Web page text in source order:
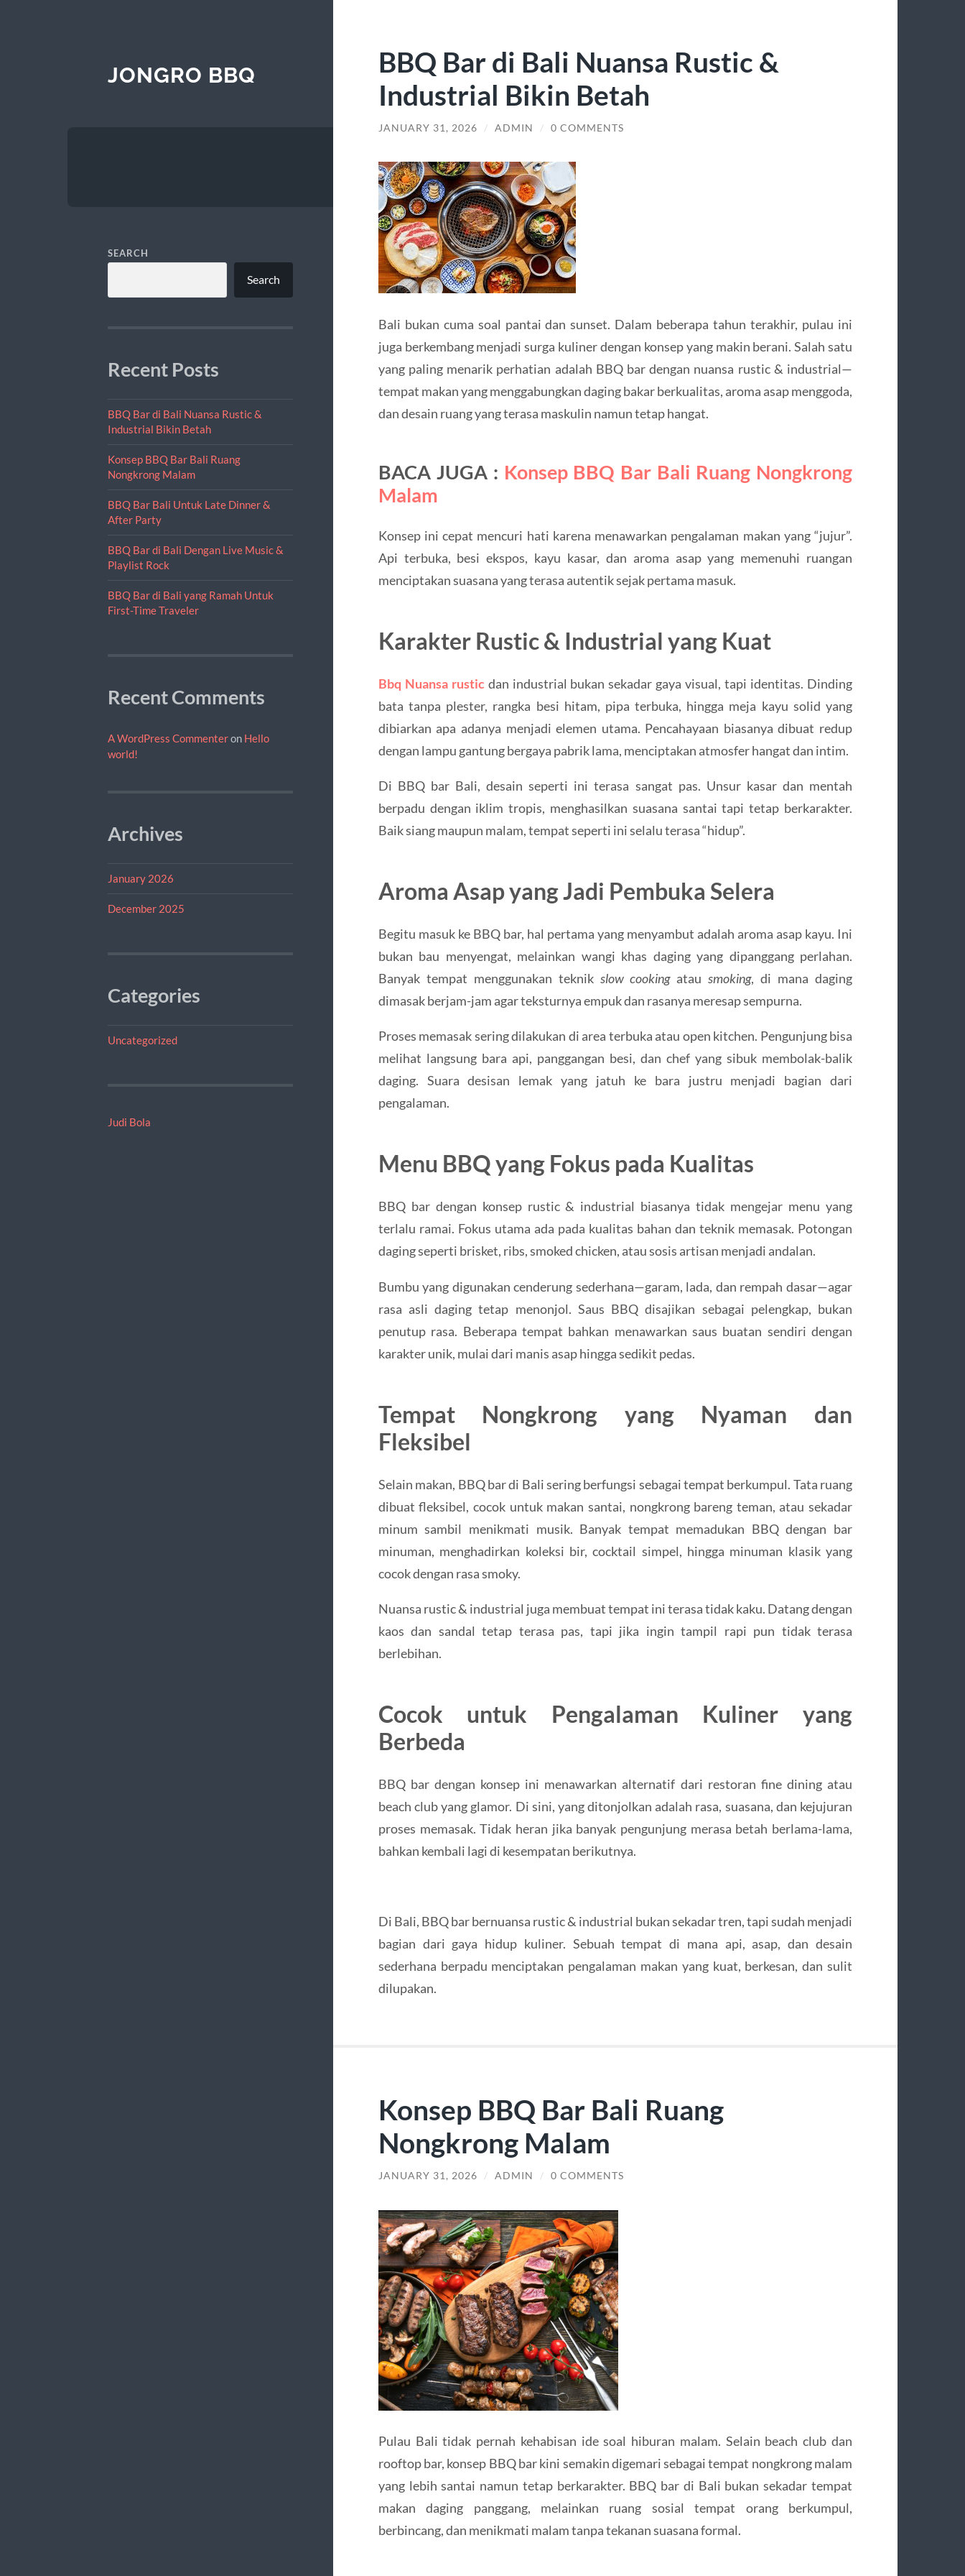
JONGRO BBQ
SEARCH
Search
Recent Posts
BBQ Bar di Bali Nuansa Rustic &
Industrial Bikin Betah
Konsep BBQ Bar Bali Ruang
Nongkrong Malam
BBQ Bar Bali Untuk Late Dinner &
After Party
BBQ Bar di Bali Dengan Live Music &
Playlist Rock
BBQ Bar di Bali yang Ramah Untuk
First-Time Traveler
Recent Comments
A WordPress Commenteron Hello
world!
Archives
January 2026
December 2025
Categories
Uncategorized
Judi Bola
BBQ Bar di Bali Nuansa Rustic &
Industrial Bikin Betah
JANUARY 31, 2026 / ADMIN / 0 COMMENTS
Bali bukan cuma soal pantai dan sunset. Dalam beberapa tahun terakhir, pulau ini
juga berkembang menjadi surga kuliner dengan konsep yang makin berani. Salah satu
yang paling menarik perhatian adalah BBQ bar dengan nuansa rustic & industrial—
tempat makan yang menggabungkan daging bakar berkualitas, aroma asap menggoda,
dan desain ruang yang terasa maskulin namun tetap hangat.
BACA JUGA : Konsep BBQ Bar Bali Ruang Nongkrong
Malam
Konsep ini cepat mencuri hati karena menawarkan pengalaman makan yang “jujur”.
Api terbuka, besi ekspos, kayu kasar, dan aroma asap yang memenuhi ruangan
menciptakan suasana yang terasa autentik sejak pertama masuk.
Karakter Rustic & Industrial yang Kuat
Bbq Nuansa rustic dan industrial bukan sekadar gaya visual, tapi identitas. Dinding
bata tanpa plester, rangka besi hitam, pipa terbuka, hingga meja kayu solid yang
dibiarkan apa adanya menjadi elemen utama. Pencahayaan biasanya dibuat redup
dengan lampu gantung bergaya pabrik lama, menciptakan atmosfer hangat dan intim.
Di BBQ bar Bali, desain seperti ini terasa sangat pas. Unsur kasar dan mentah
berpadu dengan iklim tropis, menghasilkan suasana santai tapi tetap berkarakter.
Baik siang maupun malam, tempat seperti ini selalu terasa “hidup”.
Aroma Asap yang Jadi Pembuka Selera
Begitu masuk ke BBQ bar, hal pertama yang menyambut adalah aroma asap kayu. Ini
bukan bau menyengat, melainkan wangi khas daging yang dipanggang perlahan.
Banyak tempat menggunakan teknik slow cookingatausmoking, di mana daging
dimasak berjam-jam agar teksturnya empuk dan rasanya meresap sempurna.
Proses memasak sering dilakukan di area terbuka atau open kitchen. Pengunjung bisa
melihat langsung bara api, panggangan besi, dan chef yang sibuk membolak-balik
daging. Suara desisan lemak yang jatuh ke bara justru menjadi bagian dari
pengalaman.
Menu BBQ yang Fokus pada Kualitas
BBQ bar dengan konsep rustic & industrial biasanya tidak mengejar menu yang
terlalu ramai. Fokus utama ada pada kualitas bahan dan teknik memasak. Potongan
daging seperti brisket, ribs, smoked chicken, atau sosis artisan menjadi andalan.
Bumbu yang digunakan cenderung sederhana—garam, lada, dan rempah dasar—agar
rasa asli daging tetap menonjol. Saus BBQ disajikan sebagai pelengkap, bukan
penutup rasa. Beberapa tempat bahkan menawarkan saus buatan sendiri dengan
karakter unik, mulai dari manis asap hingga sedikit pedas.
Tempat Nongkrong yang Nyaman dan
Fleksibel
Selain makan, BBQ bar di Bali sering berfungsi sebagai tempat berkumpul. Tata ruang
dibuat fleksibel, cocok untuk makan santai, nongkrong bareng teman, atau sekadar
minum sambil menikmati musik. Banyak tempat memadukan BBQ dengan bar
minuman, menghadirkan koleksi bir, cocktail simpel, hingga minuman klasik yang
cocok dengan rasa smoky.
Nuansa rustic & industrial juga membuat tempat ini terasa tidak kaku. Datang dengan
kaos dan sandal tetap terasa pas, tapi jika ingin tampil rapi pun tidak terasa
berlebihan.
Cocok untuk Pengalaman Kuliner yang
Berbeda
BBQ bar dengan konsep ini menawarkan alternatif dari restoran fine dining atau
beach club yang glamor. Di sini, yang ditonjolkan adalah rasa, suasana, dan kejujuran
proses memasak. Tidak heran jika banyak pengunjung merasa betah berlama-lama,
bahkan kembali lagi di kesempatan berikutnya.
Di Bali, BBQ bar bernuansa rustic & industrial bukan sekadar tren, tapi sudah menjadi
bagian dari gaya hidup kuliner. Sebuah tempat di mana api, asap, dan desain
sederhana berpadu menciptakan pengalaman makan yang kuat, berkesan, dan sulit
dilupakan.
Konsep BBQ Bar Bali Ruang
Nongkrong Malam
JANUARY 31, 2026 / ADMIN / 0 COMMENTS
Pulau Bali tidak pernah kehabisan ide soal hiburan malam. Selain beach club dan
rooftop bar, konsep BBQ bar kini semakin digemari sebagai tempat nongkrong malam
yang lebih santai namun tetap berkarakter. BBQ bar di Bali bukan sekadar tempat
makan daging panggang, melainkan ruang sosial tempat orang berkumpul,
berbincang, dan menikmati malam tanpa tekanan suasana formal.